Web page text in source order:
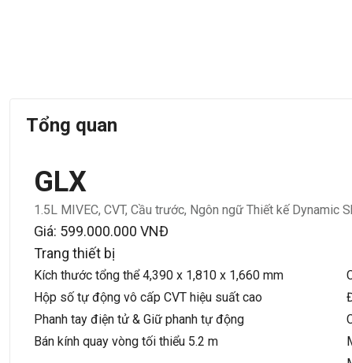
Tổng quan
GLX
1.5L MIVEC, CVT, Cầu trước, Ngôn ngữ Thiết kế Dynamic
Giá: 599.000.000 VNĐ
Trang thiết bị
Kích thước tổng thể 4,390 x 1,810 x 1,660 mm
Hộp số tự động vô cấp CVT hiệu suất cao
Phanh tay điện tử & Giữ phanh tự động
Bán kính quay vòng tối thiểu 5.2 m